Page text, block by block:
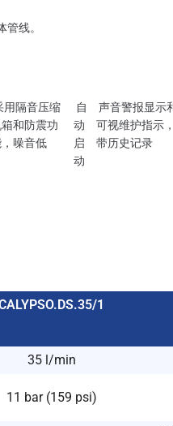
线。
用隔音压缩
和防震功
噪音低
自
动
启
动
声音警报显示
可视维护指示，
带历史记录
1
35 l/min
11 bar (159 psi)